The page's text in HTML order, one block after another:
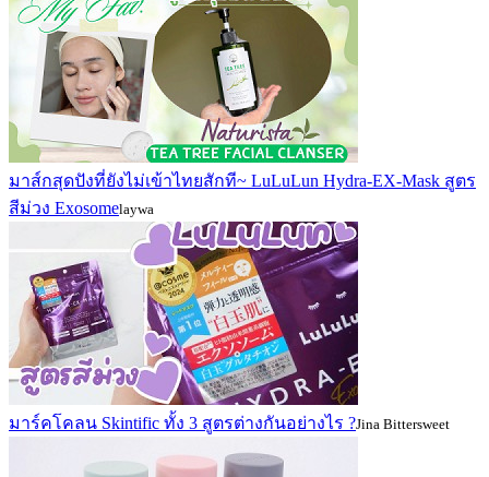
มาส์กสุดปังที่ยังไม่เข้าไทยสักที~ LuLuLun Hydra-EX-Mask สูตร
สีม่วง Exosomelaywa
มาร์คโคลน Skintific ทั้ง 3 สูตรต่างกันอย่างไร ?Jina Bittersweet